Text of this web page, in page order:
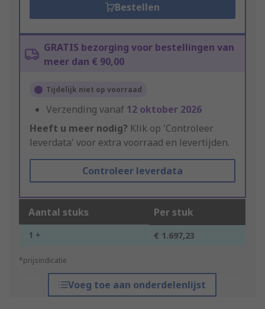
Bestellen
GRATIS bezorging voor bestellingen van
meer dan € 90,00
Tijdelijk niet op voorraad
Verzending vanaf 12 oktober 2026
Heeft u meer nodig? Klik op 'Controleer
leverdata' voor extra voorraad en levertijden.
Controleer leverdata
Aantal stuks Per stuk
1 + € 1.697,23
*prijsindicatie
Voeg toe aan onderdelenlijst